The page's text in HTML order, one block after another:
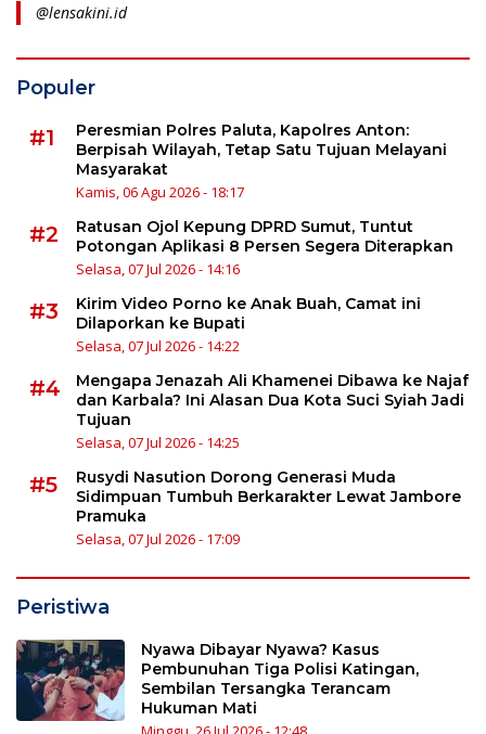
@lensakini.id
Populer
#1
Peresmian Polres Paluta, Kapolres Anton:
Berpisah Wilayah, Tetap Satu Tujuan Melayani
Masyarakat
Kamis, 06 Agu 2026 - 18:17
#2
Ratusan Ojol Kepung DPRD Sumut, Tuntut
Potongan Aplikasi 8 Persen Segera Diterapkan
Selasa, 07 Jul 2026 - 14:16
#3
Kirim Video Porno ke Anak Buah, Camat ini
Dilaporkan ke Bupati
Selasa, 07 Jul 2026 - 14:22
#4
Mengapa Jenazah Ali Khamenei Dibawa ke Najaf
dan Karbala? Ini Alasan Dua Kota Suci Syiah Jadi
Tujuan
Selasa, 07 Jul 2026 - 14:25
#5
Rusydi Nasution Dorong Generasi Muda
Sidimpuan Tumbuh Berkarakter Lewat Jambore
Pramuka
Selasa, 07 Jul 2026 - 17:09
Peristiwa
Nyawa Dibayar Nyawa? Kasus
Pembunuhan Tiga Polisi Katingan,
Sembilan Tersangka Terancam
Hukuman Mati